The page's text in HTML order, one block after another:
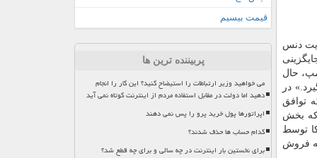
دنس
حال
در
توافق
که بخش
توسط
فروش
قیمت بیسیم
پربیننده ترین ها
می خواهید وزیر ارتباطات را استیضاح کنید؟ این کار را انجام
دهید اما دولت در مقابل استفاده مردم از اینترنت کوتاه نمی آید
اپراتورها پول خرید پرو را پس نمی دهند
کدام حساب ها حذف شدند؟
برای نخستین بار اینترنت در چه سالی و برای چه قطع شد؟